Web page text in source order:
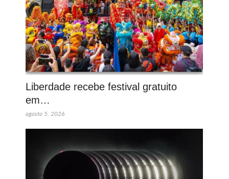
Liberdade recebe festival gratuito
em…
agosto 5, 2026